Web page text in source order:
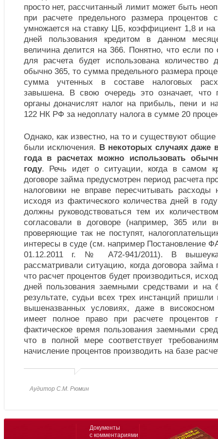
просто нет, рассчитанный лимит может быть
при расчете предельного размера процентов
умножается на ставку ЦБ, коэффициент 1,8 и на
дней пользования кредитом в данном
величина делится на 366. Понятно, что если по
для расчета будет использована количество
обычно 365, то сумма предельного размера
сумма учтенных в составе налоговых
завышена. В свою очередь это означает, что
органы доначислят налог на прибыль, пени и
122 НК РФ за недоплату налога в сумме 20
Однако, как известно, на то и существуют
были исключения. В некоторых случаях даже
года в расчетах можно использовать
году. Речь идет о ситуации, когда в самом
договоре займа предусмотрен период расчета
налоговики не вправе пересчитывать расходы
исходя из фактического количества дней в
должны руководствоваться тем их
согласовали в договоре (например, 365 или
проверяющие так не поступят,
интересы в суде (см. например Постановление
01.12.2011 г. № А72-941/2011). В
рассматривали ситуацию, когда договора
что расчет процентов будет производиться,
дней пользования заемными средствами и на
результате, судьи всех трех инстанций
вышеназванных условиях, даже в високосном
имеет полное право при расчете процентов
фактическое время пользования заемными
что в полной мере соответствует
начисление процентов производить на базе
Аудитор С.М. Рюмин
Документы
с комментариями